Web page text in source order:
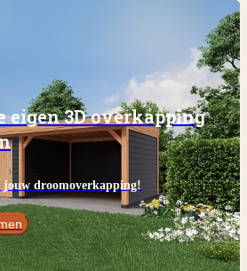
eigen 3D overkapping
jouw droomoverkapping!